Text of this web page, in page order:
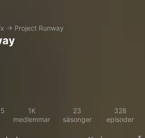
→ Project Runway
1K
medlemmar
23
säsonger
328
episoder